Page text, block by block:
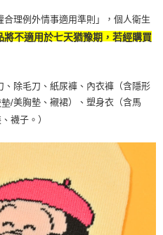
度不足之情形，本公司將視審查結果
資訊註冊。若發現惡意使用之情形，
戶之使用額度並採取法律行動。
貨)
運費
理例外情事適用準則」，個人衛生
將不適用於七天猶豫期，若經購買
除毛刀、紙尿褲、內衣褲（含隱形
墊/美胸墊、襯裙）、塑身衣（含馬
襪子。）